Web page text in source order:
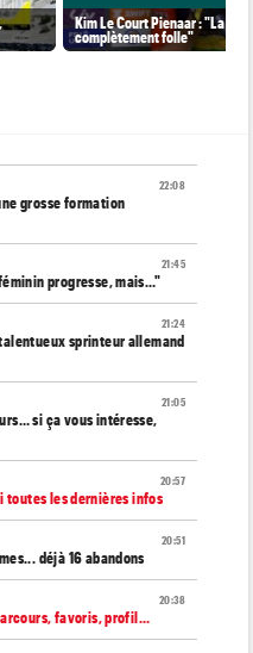
Kim Le Court Pienaar : "La
complètement folle"
22:08
grosse formation
21:45
progresse, mais…"
21:24
sprinteur allemand
21:05
si ça vous intéresse,
20:57
toutes les dernières infos
20:51
déjà 16 abandons
20:38
favoris, profil…